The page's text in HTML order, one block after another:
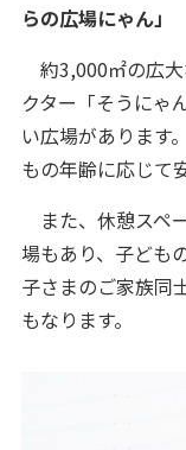
らの広場にゃん」
約3,000㎡の広
クター「そうにゃ
い広場があります
もの年齢に応じて
また、休憩スペ
場もあり、子ども
子さまのご家族同
もなります。